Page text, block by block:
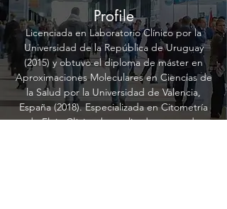
Profile
Licenciada en Laboratorio Clínico por la
Universidad de la República de Uruguay
(2015) y obtuvo el diploma de máster en
Aproximaciones Moleculares en Ciencias de
la Salud por la Universidad de Valencia,
España (2018). Especializada en Citometría
de Flujo Clínica, ha realizado cursos de